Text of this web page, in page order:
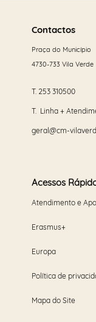
maisContactos
Praça do Município
4730-733 Vila Verde
T. 253 310500
T. Linha +
geral@cm-
Acessos
Atendimento e
Erasmus+
Europa
Política de
Mapa do Site